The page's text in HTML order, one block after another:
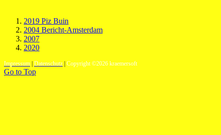
2019 Piz Buin
2004 Bericht-Amsterdam
2007
2020
Impressum | Datenschutz | Copyright ©2026 kraemersoft
Go to Top